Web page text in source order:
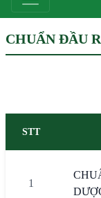
CHUẨN ĐẦU
STT
1